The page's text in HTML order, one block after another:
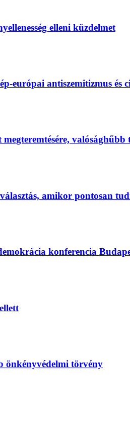
elleni küzdelmet
antiszemitizmus és
amikor pontosan
konferencia
önkényvédelmi törvény